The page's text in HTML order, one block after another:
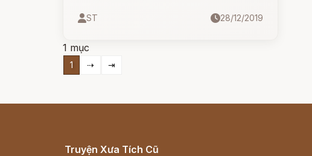
ST 28/12/2019
1 mục
1 ⇢ ⇥
Truyện Xưa Tích Cũ